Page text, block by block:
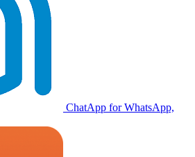
ChatApp for WhatsApp,